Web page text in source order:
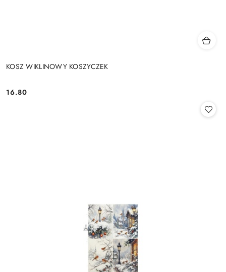
KOSZ WIKLINOWY KOSZYCZEK
Cena:
16.80